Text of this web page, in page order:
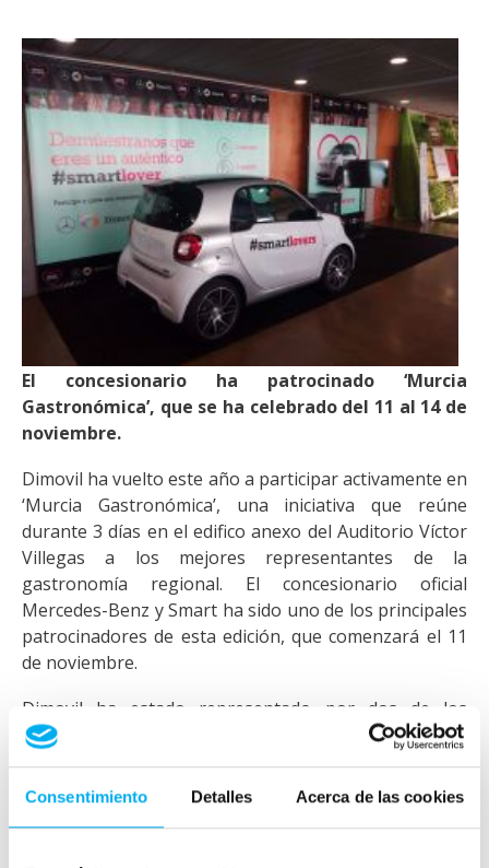
Consentimiento Detalles Acerca de las cookies
El concesionario ha patrocinado ‘Murcia
Gastronómica’, que se ha celebrado del 11 al 14 de
noviembre.
Dimovil ha vuelto este año a participar activamente en
‘Murcia Gastronómica’, una iniciativa que reúne
durante 3 días en el edifico anexo del Auditorio Víctor
Villegas a los mejores representantes de la
gastronomía regional. El concesionario oficial
Mercedes-Benz y Smart ha sido uno de los principales
patrocinadores de esta edición, que comenzará el 11
de noviembre.
Dimovil ha estado representado por dos de los
modelos que comercializa: el Mercedes GLC Coupé y el
Smart Fortwo.
El primero de ellos protagonizó una exposición que
dio la bienvenida a todos los asistentes al recinto. El